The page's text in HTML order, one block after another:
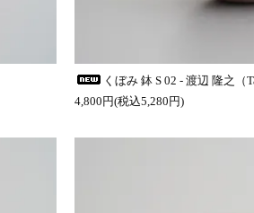
くぼみ 鉢 S 02 - 渡辺 隆之（
4,800円(税込5,280円)